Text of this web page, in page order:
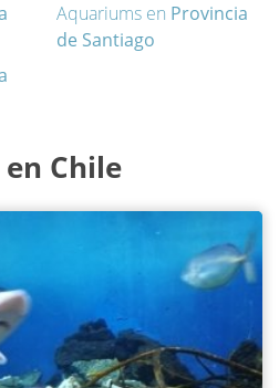
Aquariums en Provincia
de Santiago
Chile